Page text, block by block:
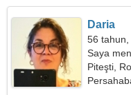
Daria
56 tahun,
Saya
Piteşti,